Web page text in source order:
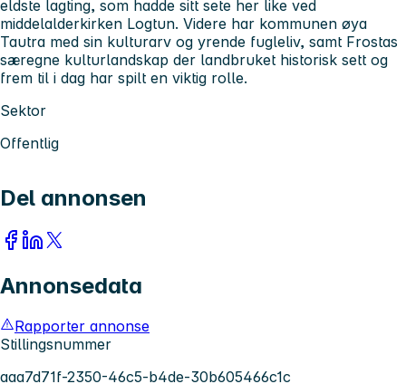
eldste lagting, som hadde sitt sete her like ved
middelalderkirken Logtun. Videre har kommunen øya
Tautra med sin kulturarv og yrende fugleliv, samt Frostas
særegne kulturlandskap der landbruket historisk sett og
frem til i dag har spilt en viktig rolle.
Sektor
Offentlig
Del annonsen
Annonsedata
Rapporter annonse
Stillingsnummer
aaa7d71f-2350-46c5-b4de-30b605466c1c